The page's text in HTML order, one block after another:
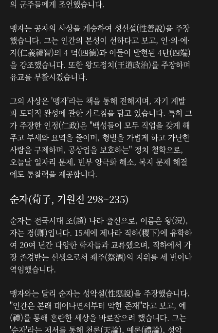
의 군주들에게 조언했습니다.
맹자는 공자의 사상을 계승하여 성선설(性善說)을 주장
했습니다. 그는 인간의 본성이 선하다고 보고, 인·의·예·
지(仁義禮智)의 4 덕(四德)과 이들이 발현된 4단(四端)
을 강조했습니다. 또한 왕도정치(王道政治)를 주장하며
유교를 부활시켰습니다.
그의 사상은 '맹자'라는 책을 통해 전해지며, 자기 계발
과 도덕적 완성에 관한 가르침을 담고 있습니다. 특히 그
가 주장한 인정(仁政)은 "백성들이 모두 직업을 갖게 해
주고 부세와 요역을 줄이며, 형벌을 가볍게 하고 가난한
사람을 구제하며, 공상업을 보호하는" 정치 철학으로,
오늘날 일자리 문제, 빈부 양극화 해소, 복지 문제 해결
에도 통찰력을 제공합니다.
순자(荀子, 기원전 298~235)
순자는 전국시대 조(趙) 나라 출신으로, 이름은 황(況),
자는 경(卿)입니다. 15세에 제나라 직하(稷下)에 유학하
여 20여 년간 다양한 학자들과 교류했으며, 직하에서 가
장 존경받는 선생으로서 좨주(祭酒)의 지위를 세 번이나
역임했습니다.
맹자와는 달리 순자는 성악설(性惡說)을 주장했습니다.
"인간은 본래 태어나면서부터 악한 존재"라고 보고, 예
(禮)를 통해 혼란한 세상을 바로잡으려 했습니다. 그는
'순자'라는 저서를 통해 천론(天論), 예론(禮論), 성악